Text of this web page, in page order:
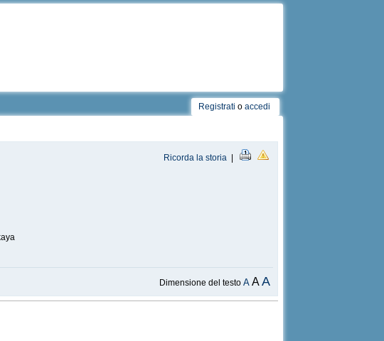
Registrati o accedi
Ricorda la storia |
Dimensione del testoA AA